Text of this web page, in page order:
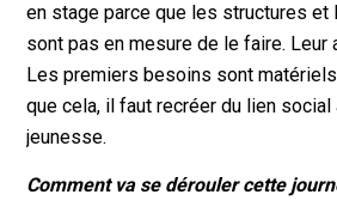
en stage parce que les structures
sont pas en mesure de le faire. Leur
Les premiers besoins sont
que cela, il faut recréer du lien social
jeunesse.
Comment va se dérouler cette